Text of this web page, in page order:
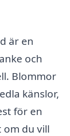
är en
och
Blommor
känslor,
för en
om du vill